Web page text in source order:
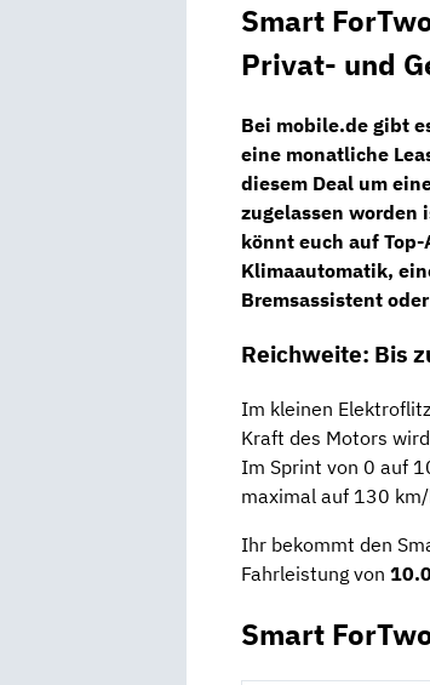
Smart
Privat- und
Bei mobile.de gibt
eine monatliche
diesem Deal um
zugelassen worden
könnt euch auf
Klimaautomatik,
Bremsassistent
Reichweite: Bis
Im kleinen
Kraft des Motors
Im Sprint von 0 auf
maximal auf 130
Ihr bekommt den
Fahrleistung von
Smart